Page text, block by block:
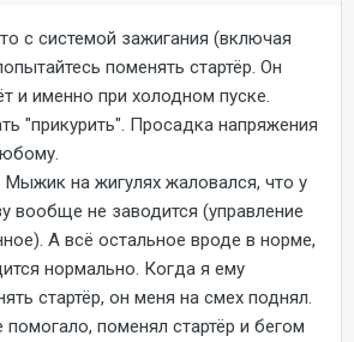
с системой зажигания (включая
поменять стартёр. Он
и именно при холодном пуске.
"прикурить". Просадка напряжения
на жигулях жаловался, что у
вообще не заводится (управление
А всё остальное вроде в норме,
нормально. Когда я ему
стартёр, он меня на смех поднял.
поменял стартёр и бегом